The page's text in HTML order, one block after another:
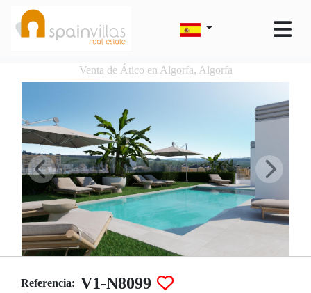
Venta de Ático en Algorfa, Algorfa
Referencia: V1-N8099